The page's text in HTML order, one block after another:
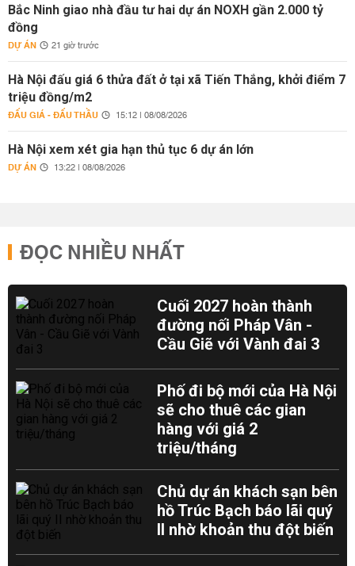
Bắc Ninh giao nhà đầu tư hai dự án NOXH gần 2.000 tỷ
đồng
DỰ ÁN 21 giờ trước
Hà Nội đấu giá 6 thửa đất ở tại xã Tiến Thắng, khởi điểm 7
triệu đồng/m2
ĐẤU GIÁ - ĐẤU THẦU 15:12 | 08/08/2026
Hà Nội xem xét gia hạn thủ tục 6 dự án lớn
DỰ ÁN 13:22 | 08/08/2026
ĐỌC NHIỀU NHẤT
Cuối 2027 hoàn thành
đường nối Pháp Vân -
Cầu Giẽ với Vành đai 3
Phố đi bộ mới của Hà Nội
sẽ cho thuê các gian
hàng với giá 2
triệu/tháng
Chủ dự án khách sạn bên
hồ Trúc Bạch báo lãi quý
II nhờ khoản thu đột biến